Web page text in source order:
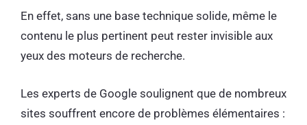
En effet, sans une base technique solide, même le
contenu le plus pertinent peut rester invisible aux
yeux des moteurs de recherche.
Les experts de Google soulignent que de nombreux
sites souffrent encore de problèmes élémentaires :